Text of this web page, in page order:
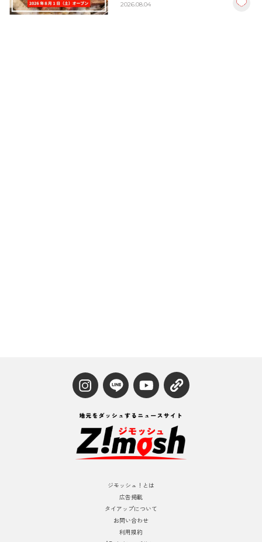
2026.08.04
ジモッシュ！とは
広告掲載
タイアップについて
お問い合わせ
利用規約